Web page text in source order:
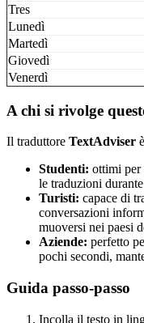
Tres
Lunedì
Martedì
Giovedì
Venerdì
A chi si rivolge
Il traduttore TextAdviser
Studenti: ottimi per
le traduzioni
Turisti: capace di
conversazioni
muoversi nei paesi
Aziende: perfetto
pochi secondi,
Guida passo-passo
Incolla il testo in